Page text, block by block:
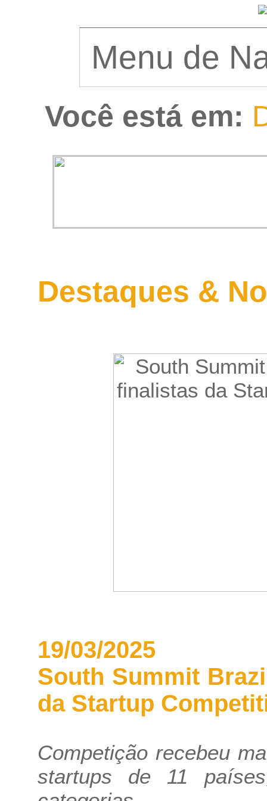
Você está em:
Destaques &
19/03/2025
South Summit
da Startup
Competição recebeu
startups de 11